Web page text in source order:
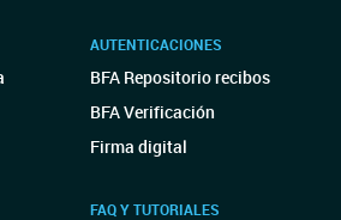
AUTENTICACIONES
BFA Repositorio recibos
BFA Verificación
Firma digital
FAQ Y TUTORIALES